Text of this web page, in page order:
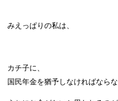
みえっぱりの私は、
カチ子に、
国民年金を猶予しなければなら